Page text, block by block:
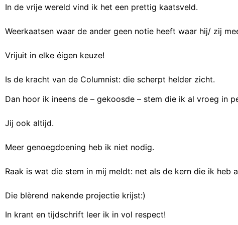
In de vrije wereld vind ik het een prettig kaatsveld.
Weerkaatsen waar de ander geen notie heeft waar hij/ zij
Vrijuit in elke éigen keuze!
Is de kracht van de Columnist: die scherpt helder zicht.
Dan hoor ik ineens de – gekoosde – stem die ik al vroeg in
Jij ook altijd.
Meer genoegdoening heb ik niet nodig.
Raak is wat die stem in mij meldt: net als de kern die ik heb
Die blèrend nakende projectie krijst:)
In krant en tijdschrift leer ik in vol respect!